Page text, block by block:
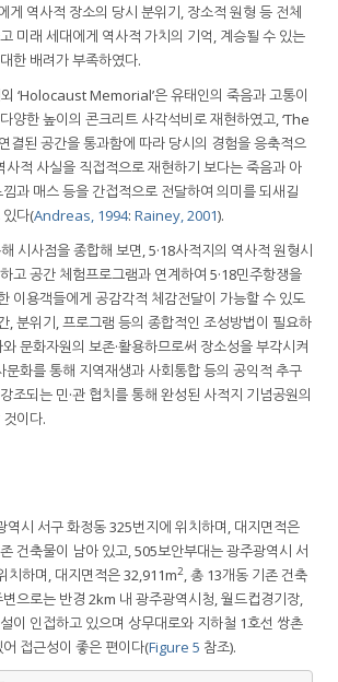
게 역사적 장소의 당시 분위기, 장소적 원형 등 전체
미래 세대에게 역사적 가치의 기억, 계승될 수 있는
한 배려가 부족하였다.
‘Holocaust Memorial’은 유태인의 죽음과 고통이
양한 높이의 콘크리트 사각석비로 재현하였고, ‘The
결된 공간을 통과함에 따라 당시의 경험을 응축적으
사적 사실을 직접적으로 재현하기 보다는 죽음과 아
과 매스 등을 간접적으로 전달하여 의미를 되새길
다(Andreas, 1994: Rainey, 2001).
시사점을 종합해 보면, 5·18사적지의 역사적 원형시
고 공간 체험프로그램과 연계하여 5·18민주항쟁을
이용객들에게 공감각적 체감전달이 가능할 수 있도
, 분위기, 프로그램 등의 종합적인 조성방법이 필요하
문화자원의 보존·활용하므로써 장소성을 부각시켜
문화를 통해 지역재생과 사회통합 등의 공익적 추구
조되는 민·관 협치를 통해 완성된 사적지 기념공원의
이다.
역시 서구 화정동 325번지에 위치하며, 대지면적은
건축물이 남아 있고, 505보안부대는 광주광역시 서
치하며, 대지면적은 32,911m2, 총 13개동 기존 건축
으로는 반경 2km 내 광주광역시청, 월드컵경기장,
이 인접하고 있으며 상무대로와 지하철 1호선 쌍촌
접근성이 좋은 편이다(Figure 5 참조).